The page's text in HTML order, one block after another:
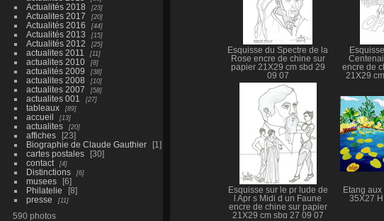
Actualités 2018 23
Actualites 2017 20
Actualités 2016 44
Actualités 2013 15
Actualités 2012 25
actualites 2011 11
actualites 2010 8
actualités 2009 38
actualites 2008 10
actualites 2007 58
actualites 001 27
tableaux 89
accueil 13
actualites 20
affiches
23
Biographie de Claude Gauthier
1
cartes postales
30
contact
4
Distinctions 6
musees
6
Philatelie
8
presse
11
590 photos
Esquisse du Spectre de la
Rose encre de chine sur
papier 21X29 cm sbd 29
09 07
encre de
21X29
Esquisse sur le pr lude de
l Apr s Midi d un Faune
encre de chine sur papier
21X29 cm sbg 27 09 07
Etang
35X27